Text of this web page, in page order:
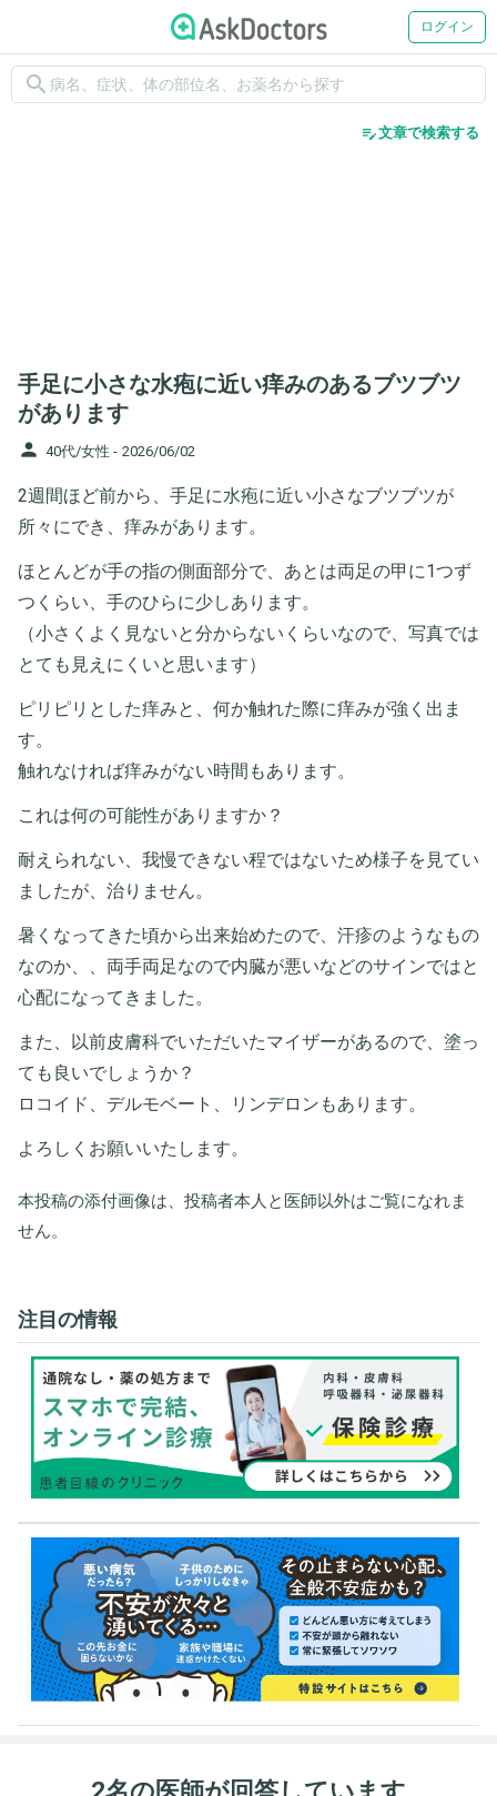
ログイン
search
edit_note文章で検索する
手足に小さな水疱に近い痒みのあるブツブツ
があります
person 40代/女性 - 2026/06/02
2週間ほど前から、手足に水疱に近い小さなブツブツが
所々にでき、痒みがあります。
ほとんどが手の指の側面部分で、あとは両足の甲に1つず
つくらい、手のひらに少しあります。
（小さくよく見ないと分からないくらいなので、写真では
とても見えにくいと思います）
ピリピリとした痒みと、何か触れた際に痒みが強く出ま
す。
触れなければ痒みがない時間もあります。
これは何の可能性がありますか？
耐えられない、我慢できない程ではないため様子を見てい
ましたが、治りません。
暑くなってきた頃から出来始めたので、汗疹のようなもの
なのか、、両手両足なので内臓が悪いなどのサインではと
心配になってきました。
また、以前皮膚科でいただいたマイザーがあるので、塗っ
ても良いでしょうか？
ロコイド、デルモベート、リンデロンもあります。
よろしくお願いいたします。
本投稿の添付画像は、投稿者本人と医師以外はご覧になれま
せん。
注目の情報
2名の医師が回答しています